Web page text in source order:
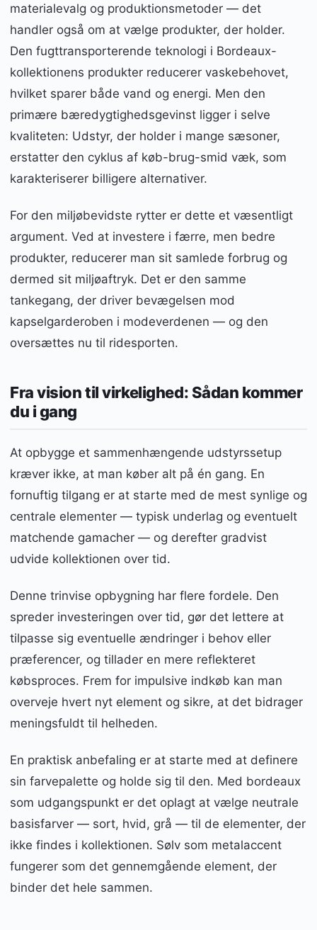
materialevalg og produktionsmetoder — det
handler også om at vælge produkter, der holder.
Den fugttransporterende teknologi i Bordeaux-
kollektionens produkter reducerer vaskebehovet,
hvilket sparer både vand og energi. Men den
primære bæredygtighedsgevinst ligger i selve
kvaliteten: Udstyr, der holder i mange sæsoner,
erstatter den cyklus af køb-brug-smid væk, som
karakteriserer billigere alternativer.
For den miljøbevidste rytter er dette et væsentligt
argument. Ved at investere i færre, men bedre
produkter, reducerer man sit samlede forbrug og
dermed sit miljøaftryk. Det er den samme
tankegang, der driver bevægelsen mod
kapselgarderoben i modeverdenen — og den
oversættes nu til ridesporten.
Fra vision til virkelighed: Sådan kommer
du i gang
At opbygge et sammenhængende udstyrssetup
kræver ikke, at man køber alt på én gang. En
fornuftig tilgang er at starte med de mest synlige og
centrale elementer — typisk underlag og eventuelt
matchende gamacher — og derefter gradvist
udvide kollektionen over tid.
Denne trinvise opbygning har flere fordele. Den
spreder investeringen over tid, gør det lettere at
tilpasse sig eventuelle ændringer i behov eller
præferencer, og tillader en mere reflekteret
købsproces. Frem for impulsive indkøb kan man
overveje hvert nyt element og sikre, at det bidrager
meningsfuldt til helheden.
En praktisk anbefaling er at starte med at definere
sin farvepalette og holde sig til den. Med bordeaux
som udgangspunkt er det oplagt at vælge neutrale
basisfarver — sort, hvid, grå — til de elementer, der
ikke findes i kollektionen. Sølv som metalaccent
fungerer som det gennemgående element, der
binder det hele sammen.